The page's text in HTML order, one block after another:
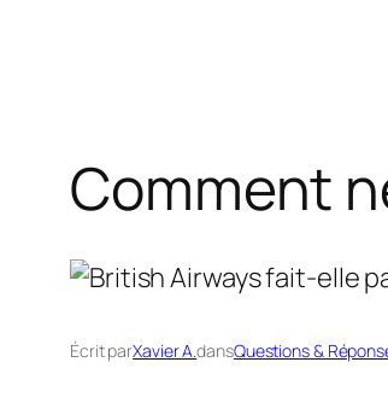
Comment
Écrit parXavier A.dansQuestions &